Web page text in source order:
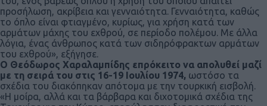
προσήλωση, ακρίβεια και γενναιότητα. Γενναιότητα, καθώς
το όπλο είναι φτιαγμένο, κυρίως, για χρήση κατά των
αρμάτων μάχης του εχθρού, σε περίοδο πολέμου. Με άλλα
λόγια, ένας άνθρωπος κατά των σιδηρόφρακτων αρμάτων
του εχθρού», εξήγησε.
Ο Θεόδωρος Χαραλαμπίδης επρόκειτο να απολυθεί μαζί
με τη σειρά του στις 16-19 Ιουλίου 1974, ωστόσο τα
σχέδια του διακόπηκαν απότομα με την τουρκική εισβολή.
«Η μοίρα, αλλά και τα βάρβαρα και διχοτομικά σχέδια της